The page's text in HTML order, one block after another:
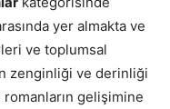
yer almakta ve
ve toplumsal
zenginliği ve derinliği
gelişimine